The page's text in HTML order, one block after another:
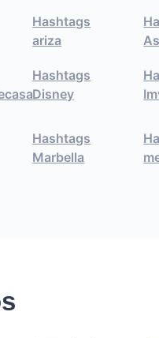
Hashtags
ariza
Hashtags
Disney
Hashtags
Marbella